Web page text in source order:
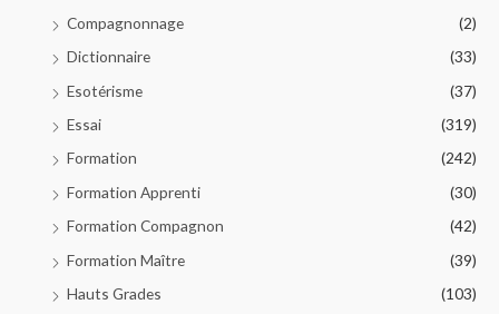
Compagnonnage
(2)
Dictionnaire
(33)
Esotérisme
(37)
Essai
(319)
Formation
(242)
Formation Apprenti
(30)
Formation Compagnon
(42)
Formation Maître
(39)
Hauts Grades
(103)